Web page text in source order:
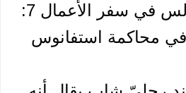
كان أوّل ذكر لبولس في سفر الأعمال 7: